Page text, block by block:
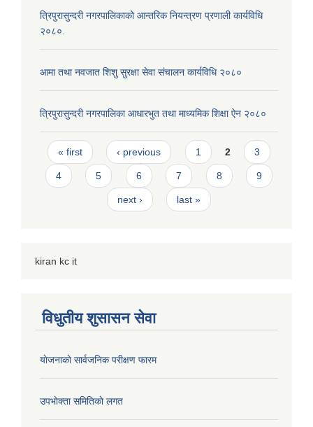
त्रिपुरासुन्दरी नगरपालिकाको आन्तरिक नियन्त्रण प्रणाली कार्यविधि
२०८०.
आमा तथा नवजात शिशु सुरक्षा सेवा संचालन कार्यविधि २०८०
त्रिपुरासुन्दरी नगरपालिका आधारभुत तथा माध्यमिक शिक्षा ऐन २०८०
Pages
« first ‹ previous 1 2 3
4 5 6 7 8 9
next › last »
kiran kc it
विधुतीय शुसासन सेवा
याेजनाकाे सार्वजनिक परीक्षण फारम
उपभाेक्ता समितिकाे लगत